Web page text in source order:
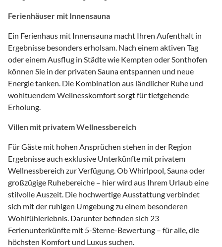
Ferienhäuser mit Innensauna
Ein Ferienhaus mit Innensauna macht Ihren Aufenthalt in
Ergebnisse besonders erholsam. Nach einem aktiven Tag
oder einem Ausflug in Städte wie Kempten oder Sonthofen
können Sie in der privaten Sauna entspannen und neue
Energie tanken. Die Kombination aus ländlicher Ruhe und
wohltuendem Wellnesskomfort sorgt für tiefgehende
Erholung.
Villen mit privatem Wellnessbereich
Für Gäste mit hohen Ansprüchen stehen in der Region
Ergebnisse auch exklusive Unterkünfte mit privatem
Wellnessbereich zur Verfügung. Ob Whirlpool, Sauna oder
großzügige Ruhebereiche – hier wird aus Ihrem Urlaub eine
stilvolle Auszeit. Die hochwertige Ausstattung verbindet
sich mit der ruhigen Umgebung zu einem besonderen
Wohlfühlerlebnis. Darunter befinden sich 23
Ferienunterkünfte mit 5-Sterne-Bewertung – für alle, die
höchsten Komfort und Luxus suchen.